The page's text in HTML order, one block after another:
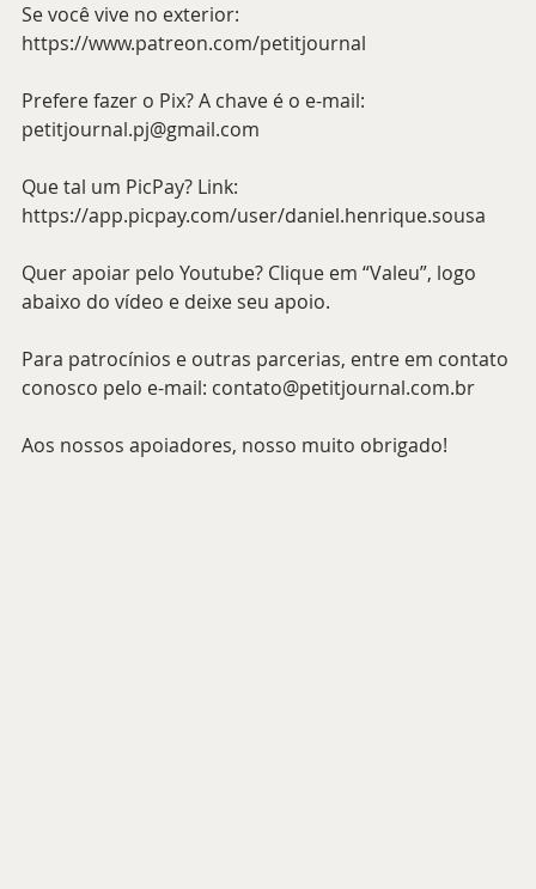
Se você vive no exterior:
https://www.patreon.com/petitjournal
Prefere fazer o Pix? A chave é o e-mail:
petitjournal.pj@gmail.com
Que tal um PicPay? Link:
https://app.picpay.com/user/daniel.henrique.sousa
Quer apoiar pelo Youtube? Clique em “Valeu”, logo
abaixo do vídeo e deixe seu apoio.
Para patrocínios e outras parcerias, entre em contato
conosco pelo e-mail: contato@petitjournal.com.br
Aos nossos apoiadores, nosso muito obrigado!